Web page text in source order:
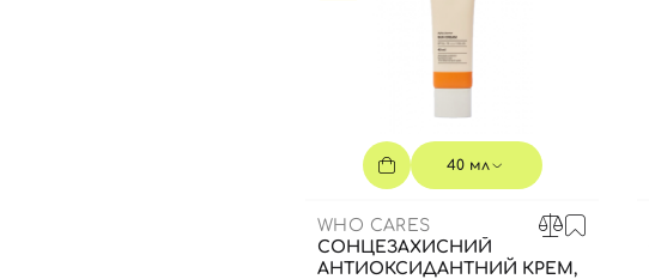
40 мл
WHO CARES
СОНЦЕЗАХИСНИЙ
АНТИОКСИДАНТНИЙ КРЕМ,